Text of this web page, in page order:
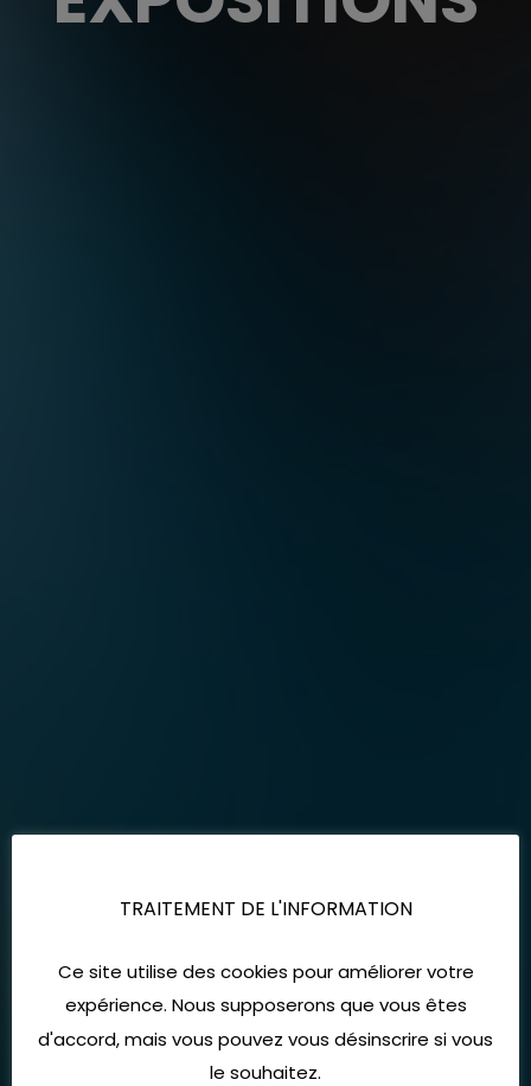
TRAITEMENT DE L'INFORMATION
Ce site utilise des cookies pour améliorer votre
expérience. Nous supposerons que vous êtes
d'accord, mais vous pouvez vous désinscrire si vous
le souhaitez.